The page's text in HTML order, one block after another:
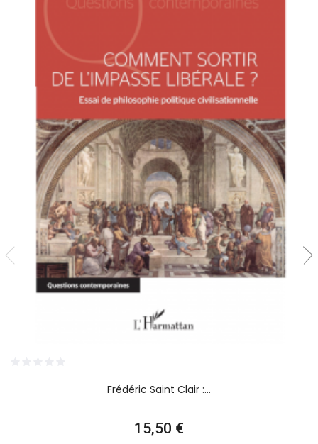
Frédéric Saint Clair :...
Prix
15,50 €